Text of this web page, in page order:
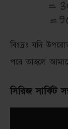
বিঃদ্রঃ যদি
পরে তাহলে
সিরিজ সার্কিট